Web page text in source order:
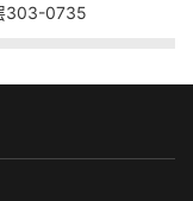
303-0735